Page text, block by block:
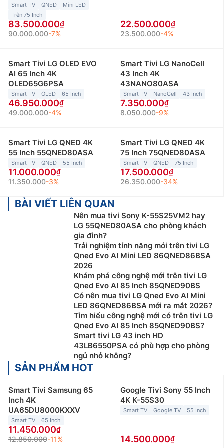
Smart TV QNED
Mini LED
Trên 75 Inch
83.500.000
90.000.000-7%
22.500.000
23.500.000-4%
Smart Tivi LG OLED EVO
AI 65 Inch 4K
OLED65G6PSA
Smart TV OLED 65 Inch
46.950.000
49.000.000-4%
Smart Tivi LG NanoCell
43 Inch 4K
43NANO80ASA
Smart TV NanoCell 43 Inch
7.350.000
8.050.000-9%
Smart Tivi LG QNED 4K
55 Inch 55QNED80ASA
Smart TV QNED 55 Inch
11.000.000
11.350.000-3%
Smart Tivi LG QNED 4K
75 Inch 75QNED80ASA
Smart TV QNED 75 Inch
17.500.000
26.350.000-34%
BÀI VIẾT LIÊN QUAN
Nên mua tivi Sony K-55S25VM2 hay
LG 55QNED80ASA cho phòng khách
gia đình?
Trải nghiệm tính năng mới trên tivi LG
Qned Evo AI Mini LED 86QNED86BSA
2026
Khám phá công nghệ mới trên tivi LG
Qned Evo AI 85 Inch 85QNED90BS
Có nên mua tivi LG Qned Evo AI Mini
LED 86QNED86BSA mới ra mắt 2026?
Tìm hiểu công nghệ mới có trên tivi LG
Qned Evo AI 85 Inch 85QNED90BS?
Smart tivi LG 43 inch HD
43LB6550PSA có phù hợp cho phòng
ngủ nhỏ không?
SẢN PHẨM HOT
Smart Tivi Samsung 65
Inch 4K
UA65DU8000KXXV
Smart TV 65 Inch
11.450.000
12.850.000-11%
Google Tivi Sony 55 Inch
4K K-55S30
Smart TV Google TV 55 Inch
14.500.000